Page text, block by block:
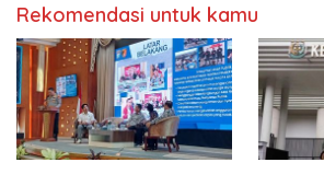
Rekomendasi untuk kamu